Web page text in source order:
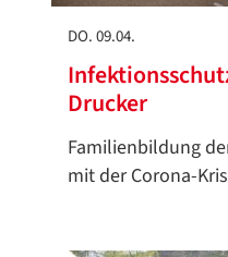
DO. 09.04.
Drucker
Familienbildung
mit der Corona-